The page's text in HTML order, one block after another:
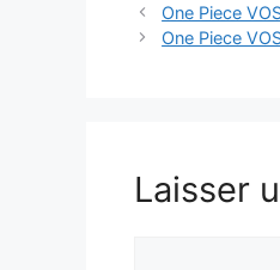
One Piece
One Piece
Laisser